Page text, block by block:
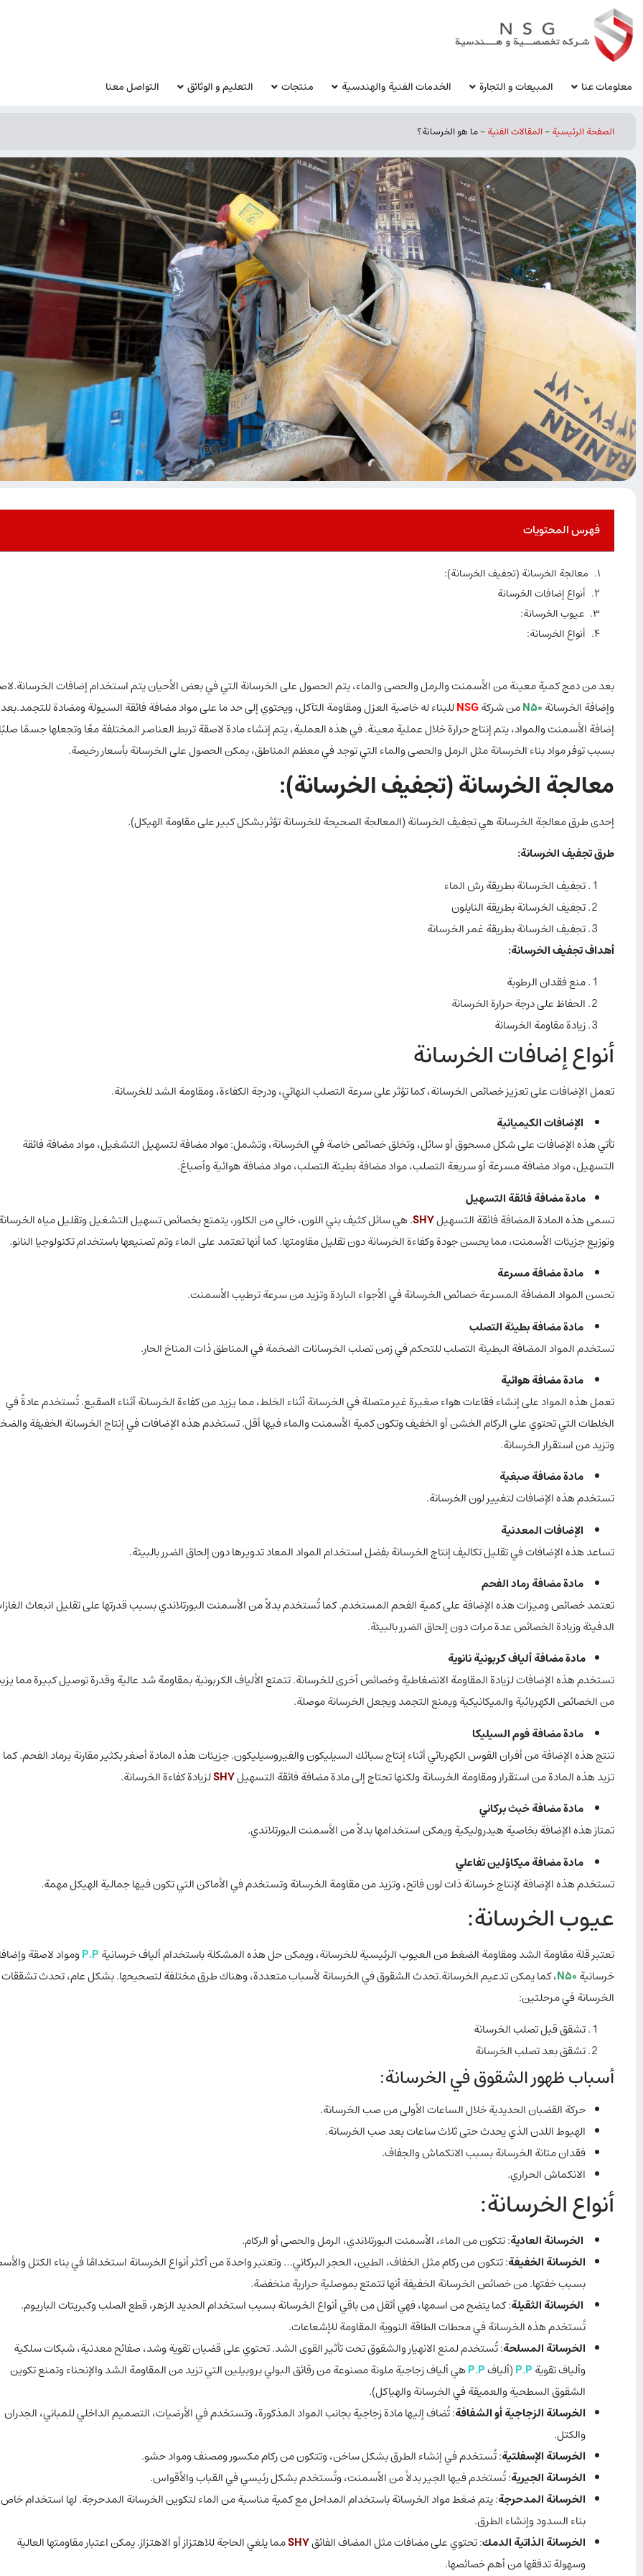
معلومات عنا المبيعات و التجارة الخدمات الفنية والهندسية منتجات التعليم و الوثائق التواصل معنا
الصفحة الرئيسية-المقالات الفنیة-ما هو الخرسانة؟
فهرس المحتويات
معالجة الخرسانة (تجفيف الخرسانة):
أنواع إضافات الخرسانة
عيوب الخرسانة:
أنواع الخرسانة:
بعد من دمج كمية معينة من الأسمنت والرمل والحصى والماء، يتم الحصول على الخرسانة التي في بعض الأحيان يتم استخدام إضافات
وإضافة الخرسانةN50من شركةNSGللبناء له خاصية العزل ومقاومة التآكل، ويحتوي إلى حد ما على مواد مضافة فائقة السيولة ومضادة للتجمد.بعد
إضافة الأسمنت والمواد، يتم إنتاج حرارة خلال عملية معينة. في هذه العملية، يتم إنشاء مادة لاصقة تربط العناصر المختلفة معًا وتجعلها جسمًا
بسبب توفر مواد بناء الخرسانة مثل الرمل والحصى والماء التي توجد في معظم المناطق، يمكن الحصول على الخرسانة بأسعار رخيصة.
معالجة الخرسانة (تجفيف الخرسانة):
إحدى طرق معالجة الخرسانة هي تجفيف الخرسانة (المعالجة الصحيحة للخرسانة تؤثر بشكل كبير على مقاومة الهيكل).
طرق تجفيف الخرسانة:
تجفيف الخرسانة بطريقة رش الماء
تجفيف الخرسانة بطريقة النايلون
تجفيف الخرسانة بطريقة غمر الخرسانة
أهداف تجفيف الخرسانة:
منع فقدان الرطوبة
الحفاظ على درجة حرارة الخرسانة
زيادة مقاومة الخرسانة
أنواع إضافات الخرسانة
تعمل الإضافات على تعزيز خصائص الخرسانة، كما تؤثر على سرعة التصلب النهائي، ودرجة الكفاءة، ومقاومة الشد للخرسانة.
الإضافات الكيميائية
تأتي هذه الإضافات على شكل مسحوق أو سائل، وتخلق خصائص خاصة في الخرسانة، وتشمل: مواد مضافة لتسهيل التشغيل، مواد مضافة فائقة
التسهيل، مواد مضافة مسرعة أو سريعة التصلب، مواد مضافة بطيئة التصلب، مواد مضافة هوائية وأصباغ.
مادة مضافة فائقة التسهيل
تسمى هذه المادة المضافة فائقة التسهيلSH7. هي سائل كثيف بني اللون، خالي من الكلور، يتمتع بخصائص تسهيل التشغيل وتقليل مياه
وتوزيع جزيئات الأسمنت، مما يحسن جودة وكفاءة الخرسانة دون تقليل مقاومتها. كما أنها تعتمد على الماء وتم تصنيعها باستخدام تكنولوجيا النانو.
مادة مضافة مسرعة
تحسن المواد المضافة المسرعة خصائص الخرسانة في الأجواء الباردة وتزيد من سرعة ترطيب الأسمنت.
مادة مضافة بطيئة التصلب
تستخدم المواد المضافة البطيئة التصلب للتحكم في زمن تصلب الخرسانات الضخمة في المناطق ذات المناخ الحار.
مادة مضافة هوائية
تعمل هذه المواد على إنشاء فقاعات هواء صغيرة غير متصلة في الخرسانة أثناء الخلط، مما يزيد من كفاءة الخرسانة أثناء الصقيع. تُستخدم عادةً في
الخلطات التي تحتوي على الركام الخشن أو الخفيف وتكون كمية الأسمنت والماء فيها أقل. تستخدم هذه الإضافات في إنتاج الخرسانة الخفيفة
وتزيد من استقرار الخرسانة.
مادة مضافة صبغية
تستخدم هذه الإضافات لتغيير لون الخرسانة.
الإضافات المعدنية
تساعد هذه الإضافات في تقليل تكاليف إنتاج الخرسانة بفضل استخدام المواد المعاد تدويرها دون إلحاق الضرر بالبيئة.
مادة مضافة رماد الفحم
تعتمد خصائص وميزات هذه الإضافة على كمية الفحم المستخدم. كما تُستخدم بدلاً من الأسمنت البورتلاندي بسبب قدرتها على تقليل انبعاث
الدفيئة وزيادة الخصائص عدة مرات دون إلحاق الضرر بالبيئة.
مادة مضافة ألياف كربونية نانوية
تستخدم هذه الإضافات لزيادة المقاومة الانضغاطية وخصائص أخرى للخرسانة. تتمتع الألياف الكربونية بمقاومة شد عالية وقدرة توصيل كبيرة مما
من الخصائص الكهربائية والميكانيكية ويمنع التجمد ويجعل الخرسانة موصلة.
مادة مضافة فوم السيليكا
تنتج هذه الإضافة من أفران القوس الكهربائي أثناء إنتاج سبائك السيليكون والفيروسيليكون. جزيئات هذه المادة أصغر بكثير مقارنة برماد الفحم. كما
تزيد هذه المادة من استقرار ومقاومة الخرسانة ولكنها تحتاج إلى مادة مضافة فائقة التسهيلSH7لزيادة كفاءة الخرسانة.
مادة مضافة خبث بركاني
تمتاز هذه الإضافة بخاصية هيدروليكية ويمكن استخدامها بدلاً من الأسمنت البورتلاندي.
مادة مضافة ميكاؤلين تفاعلي
تستخدم هذه الإضافة لإنتاج خرسانة ذات لون فاتح، وتزيد من مقاومة الخرسانة وتستخدم في الأماكن التي تكون فيها جمالية الهيكل مهمة.
عيوب الخرسانة:
تعتبر قلة مقاومة الشد ومقاومة الضغط من العيوب الرئيسية للخرسانة، ويمكن حل هذه المشكلة باستخدام ألياف خرسانيةP.Pومواد لاصقة
خرسانيةN50، كما يمكن تدعيم الخرسانة.تحدث الشقوق في الخرسانة لأسباب متعددة، وهناك طرق مختلفة لتصحيحها. بشكل عام، تحدث تشققات
الخرسانة في مرحلتين:
تشقق قبل تصلب الخرسانة
تشقق بعد تصلب الخرسانة
أسباب ظهور الشقوق في الخرسانة:
حركة القضبان الحديدية خلال الساعات الأولى من صب الخرسانة.
الهبوط اللدن الذي يحدث حتى ثلاث ساعات بعد صب الخرسانة.
فقدان متانة الخرسانة بسبب الانكماش والجفاف.
الانكماش الحراري.
أنواع الخرسانة:
الخرسانة العادية: تتكون من الماء، الأسمنت البورتلاندي، الرمل والحصى أو الركام.
الخرسانة الخفيفة: تتكون من ركام مثل الخفاف، الطين، الحجر البركاني… وتعتبر واحدة من أكثر أنواع الخرسانة استخدامًا في بناء الكتل
بسبب خفتها. من خصائص الخرسانة الخفيفة أنها تتمتع بموصلية حرارية منخفضة.
الخرسانة الثقيلة: كما يتضح من اسمها، فهي أثقل من باقي أنواع الخرسانة بسبب استخدام الحديد الزهر، قطع الصلب وكبريتات الباريوم.
تُستخدم هذه الخرسانة في محطات الطاقة النووية المقاومة للإشعاعات.
الخرسانة المسلحة: تُستخدم لمنع الانهيار والشقوق تحت تأثير القوى الشد. تحتوي على قضبان تقوية وشد، صفائح معدنية، شبكات سلكية
وألياف تقويةP.P(ألياف P.P
هي ألياف زجاجية ملونة مصنوعة من رقائق البولي بروبيلين التي تزيد من المقاومة الشد والإنحناء وتمنع تكوين
الشقوق السطحية والعميقة في الخرسانة والهياكل).
الخرسانة الزجاجية أو الشفافة: تُضاف إليها مادة زجاجية بجانب المواد المذكورة، وتستخدم في الأرضيات، التصميم الداخلي للمباني، الجدران
والكتل.
الخرسانة الإسفلتية: تُستخدم في إنشاء الطرق بشكل ساخن، وتتكون من ركام مكسور ومصنف ومواد حشو.
الخرسانة الجيرية: تُستخدم فيها الجير بدلاً من الأسمنت، وتُستخدم بشكل رئيسي في القباب والأقواس.
الخرسانة المدحرجة: يتم ضغط مواد الخرسانة باستخدام المداحل مع كمية مناسبة من الماء لتكوين الخرسانة المدحرجة. لها استخدام
بناء السدود وإنشاء الطرق.
الخرسانة الذاتية الدمك: تحتوي على مضافات مثل المضاف الفائقSH7مما يلغي الحاجة للاهتزاز أو الاهتزاز. يمكن اعتبار مقاومتها العالية
وسهولة تدفقها من أهم خصائصها.